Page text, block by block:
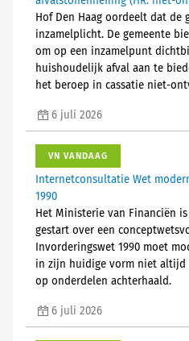
Hof Den Haag oordeelt dat de
inzamelplicht. De gemeente
om op een inzamelpunt
huishoudelijk afval aan te
het beroep in cassatie niet-
6 juli 2026
VN VANDAAG
Internetconsultatie Wet
1990
Het Ministerie van Financiën
gestart over een
Invorderingswet 1990 moet
in zijn huidige vorm niet altijd
op onderdelen achterhaald.
6 juli 2026